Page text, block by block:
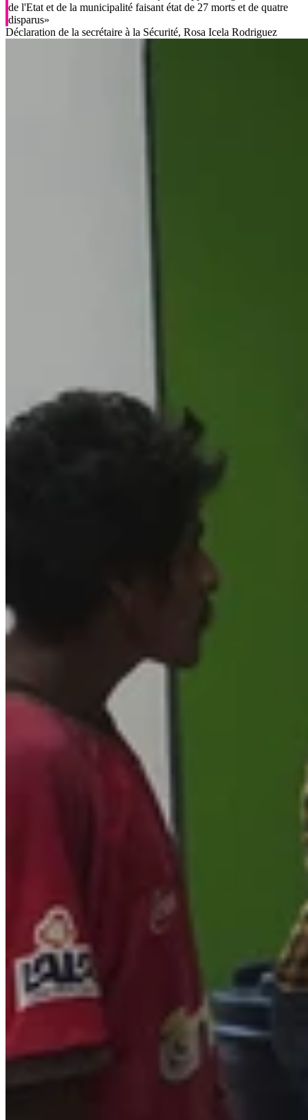
de l'Etat et de la municipalité faisant état de 27 morts et de quatre
disparus»
Déclaration de la secrétaire à la Sécurité, Rosa Icela Rodriguez